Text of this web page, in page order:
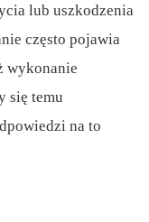
lub uszkodzenia
często pojawia
wykonanie
się temu
na to